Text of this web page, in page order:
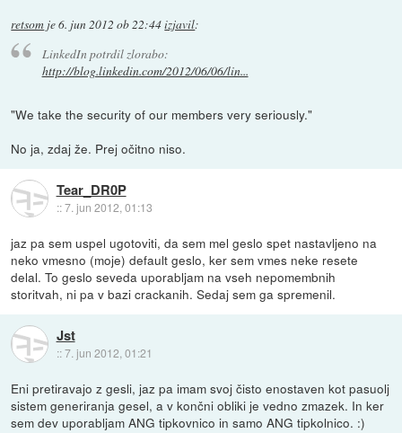
retsom je6. jun 2012 ob 22:44izjavil:
LinkedIn potrdil zlorabo:
http://blog.linkedin.com/2012/06/06/lin...
"We take the security of our members very seriously."
No ja, zdaj že. Prej očitno niso.
Tear_DR0P
::7. jun 2012, 01:13
jaz pa sem uspel ugotoviti, da sem mel geslo spet nastavljeno na
neko vmesno (moje) default geslo, ker sem vmes neke resete
delal. To geslo seveda uporabljam na vseh nepomembnih
storitvah, ni pa v bazi crackanih. Sedaj sem ga spremenil.
Jst
::7. jun 2012, 01:21
Eni pretiravajo z gesli, jaz pa imam svoj čisto enostaven kot pasuolj
sistem generiranja gesel, a v končni obliki je vedno zmazek. In ker
sem dev uporabljam ANG tipkovnico in samo ANG tipkolnico. :)